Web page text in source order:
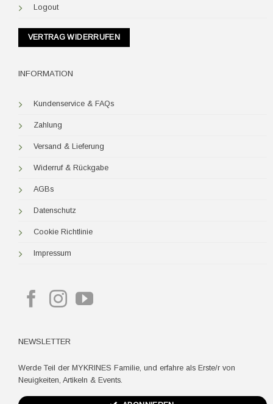
Logout
VERTRAG WIDERRUFEN
INFORMATION
Kundenservice & FAQs
Zahlung
Versand & Lieferung
Widerruf & Rückgabe
AGBs
Datenschutz
Cookie Richtlinie
Impressum
NEWSLETTER
Werde Teil der MYKRINES Familie, und erfahre als Erste/r von
Neuigkeiten, Artikeln & Events.